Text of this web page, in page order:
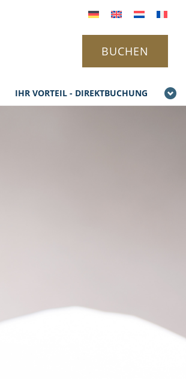
IHR VORTEIL - DIREKTBUCHUNG
BUCHEN